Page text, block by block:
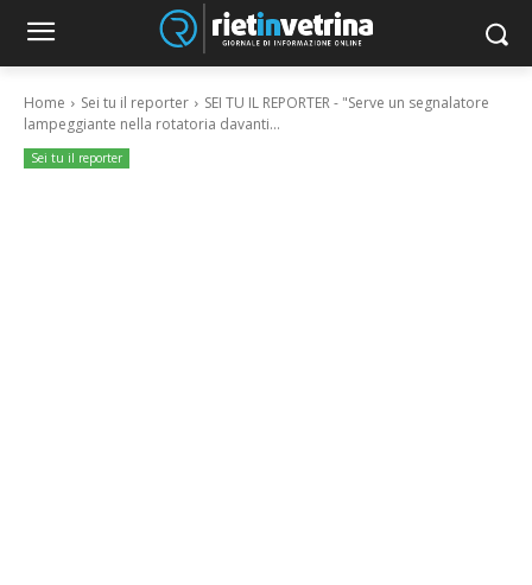
Home Sei tu il reporter
SEI TU IL REPORTER - "Serve un segnalatore
lampeggiante nella rotatoria davanti...
Sei tu il reporter